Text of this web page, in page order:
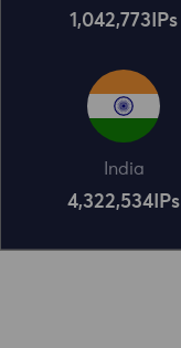
1,042,773 IPs
India
4,322,534 IPs